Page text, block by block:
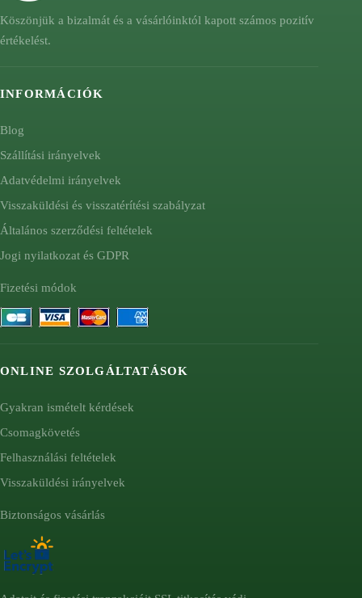
Köszönjük a bizalmát és a vásárlóinktól kapott számos pozitív
értékelést.
INFORMÁCIÓK
Blog
Szállítási irányelvek
Adatvédelmi irányelvek
Visszaküldési és visszatérítési szabályzat
Általános szerződési feltételek
Jogi nyilatkozat és GDPR
Fizetési módok
ONLINE SZOLGÁLTATÁSOK
Gyakran ismételt kérdések
Csomagkövetés
Felhasználási feltételek
Visszaküldési irányelvek
Biztonságos vásárlás